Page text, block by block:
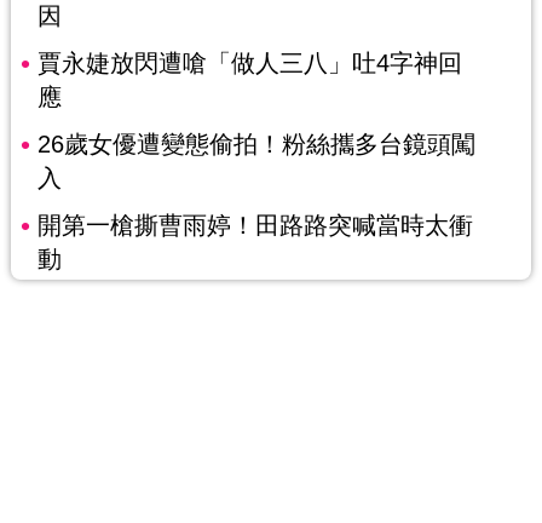
因
賈永婕放閃遭嗆「做人三八」吐4字神回
應
26歲女優遭變態偷拍！粉絲攜多台鏡頭闖
入
開第一槍撕曹雨婷！田路路突喊當時太衝
動